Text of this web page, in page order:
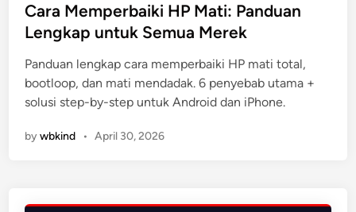
s
t
d
i
n
Cara Memperbaiki HP Mati: Panduan
Lengkap untuk Semua Merek
Panduan lengkap cara memperbaiki HP mati total,
bootloop, dan mati mendadak. 6 penyebab utama +
solusi step-by-step untuk Android dan iPhone.
bywbkind • April 30, 2026